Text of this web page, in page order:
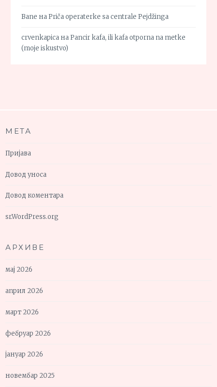
Bane наPriča operaterke sa centrale Pejdžinga
crvenkapica наPancir kafa, ili kafa otporna na metke
(moje iskustvo)
МЕТА
Пријава
Довод уноса
Довод коментара
sr.WordPress.org
АРХИВЕ
мај 2026
април 2026
март 2026
фебруар 2026
јануар 2026
новембар 2025